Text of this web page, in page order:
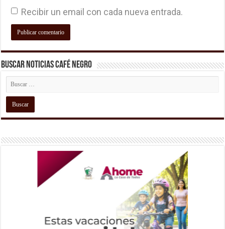
Recibir un email con cada nueva entrada.
Buscar Noticias Café Negro